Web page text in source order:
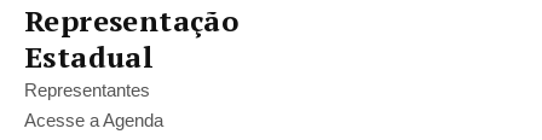
Representação
Estadual
Representantes
Acesse a Agenda